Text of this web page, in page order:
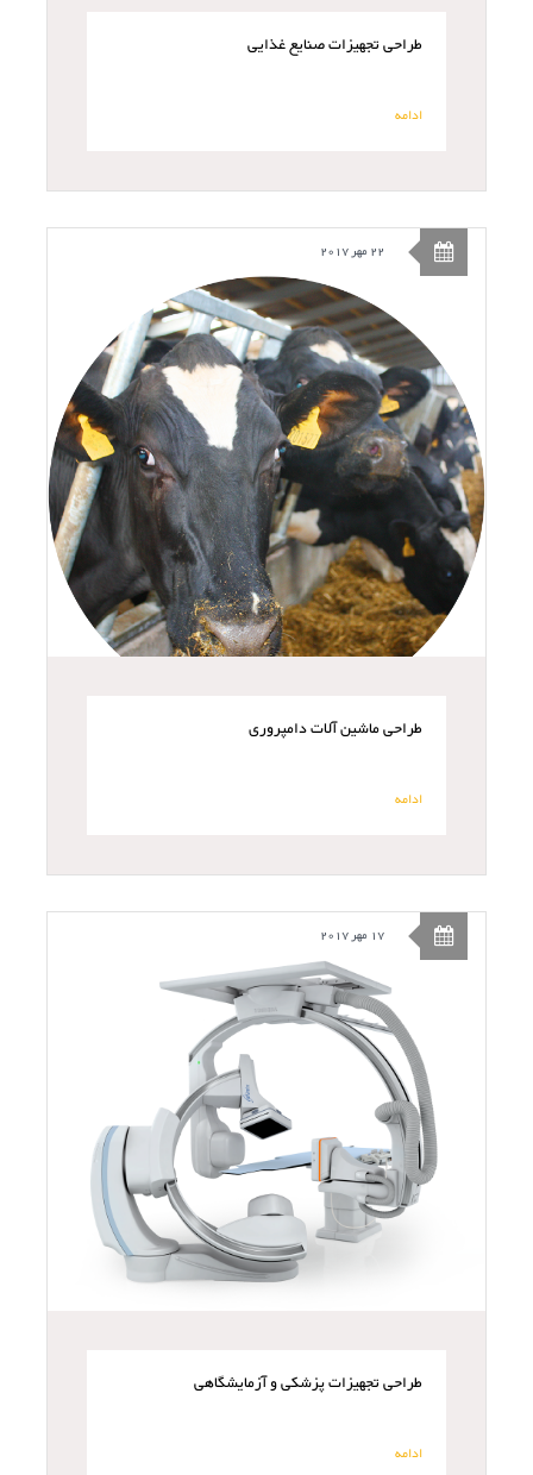
طراحی تجهیزات صنایع غذایی
ادامه
22 مهر 2017
طراحی ماشین آلات دامپروری
ادامه
17 مهر 2017
طراحی تجهیزات پزشکی و آزمایشگاهی
ادامه